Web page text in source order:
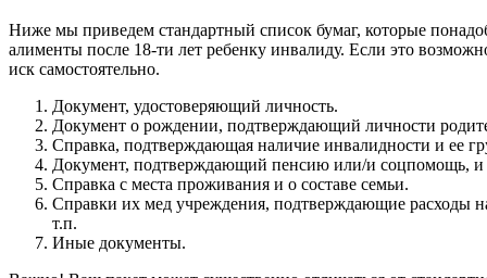
Ниже мы приведем стандартный список бумаг, которые
алименты после 18-ти лет ребенку инвалиду. Если это
иск самостоятельно.
Документ, удостоверяющий личность.
Документ о рождении, подтверждающий личности
Справка, подтверждающая наличие инвалидности и ее
Документ, подтверждающий пенсию или/и соцпомощь, и
Справка с места проживания и о составе семьи.
Справки их мед учреждения, подтверждающие расходы
т.п.
Иные документы.